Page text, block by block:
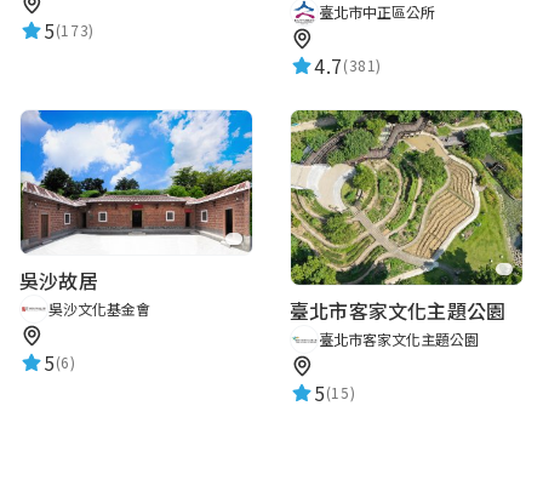
★★★★★
張卉筑
2020-04-05 00:06:02 ★★★★★
5(173)
臺北市中正區公所
4.7(381)
吳沙故居
吳沙文化基金會
5(6)
臺北市客家文化主題公園
臺北市客家文化主題公園
5(15)